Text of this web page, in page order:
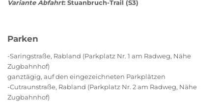
Variante Abfahrt: Stuanbruch-Trail (S3)
Parken
-Saringstraße, Rabland (Parkplatz Nr. 1 am Radweg, Nähe
Zugbahnhof)
ganztägig, auf den eingezeichneten Parkplätzen
-Cutraunstraße, Rabland (Parkplatz Nr. 2 am Radweg, Nähe
Zugbahnhof)